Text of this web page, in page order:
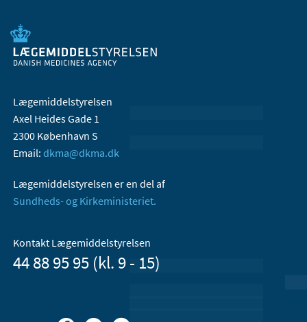
Lægemiddelstyrelsen
Axel Heides Gade 1
2300 København S
Email: dkma@dkma.dk
Lægemiddelstyrelsen er en del af
Sundheds- og Kirkeministeriet.
Kontakt Lægemiddelstyrelsen
44 88 95 95 (kl. 9 - 15)